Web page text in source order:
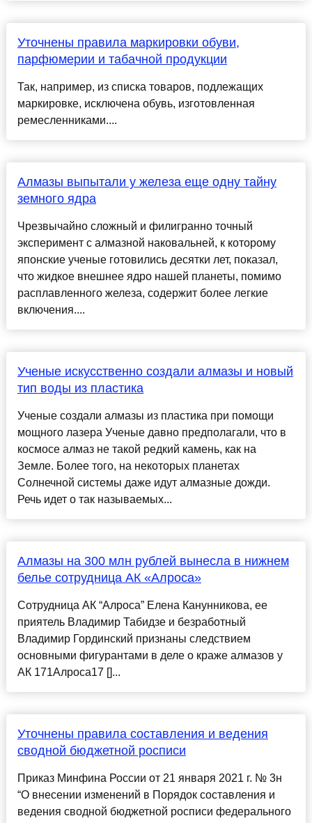
Уточнены правила маркировки обуви,
парфюмерии и табачной продукции
Так, например, из списка товаров, подлежащих
маркировке, исключена обувь, изготовленная
ремесленниками....
Алмазы выпытали у железа еще одну тайну
земного ядра
Чрезвычайно сложный и филигранно точный
эксперимент с алмазной наковальней, к которому
японские ученые готовились десятки лет, показал,
что жидкое внешнее ядро нашей планеты, помимо
расплавленного железа, содержит более легкие
включения....
Ученые искусственно создали алмазы и новый
тип воды из пластика
Ученые создали алмазы из пластика при помощи
мощного лазера Ученые давно предполагали, что в
космосе алмаз не такой редкий камень, как на
Земле. Более того, на некоторых планетах
Солнечной системы даже идут алмазные дожди.
Речь идет о так называемых...
Алмазы на 300 млн рублей вынесла в нижнем
белье сотрудница АК «Алроса»
Сотрудница АК “Алроса” Елена Канунникова, ее
приятель Владимир Табидзе и безработный
Владимир Гординский признаны следствием
основными фигурантами в деле о краже алмазов у
АК 171Алроса17 []...
Уточнены правила составления и ведения
сводной бюджетной росписи
Приказ Минфина России от 21 января 2021 г. № 3н
“О внесении изменений в Порядок составления и
ведения сводной бюджетной росписи федерального